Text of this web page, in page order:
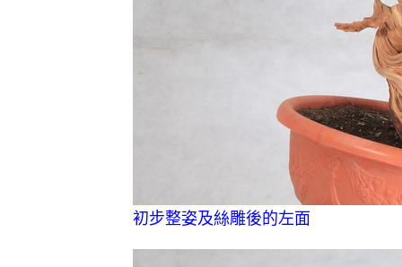
初步整姿及絲雕後的左面